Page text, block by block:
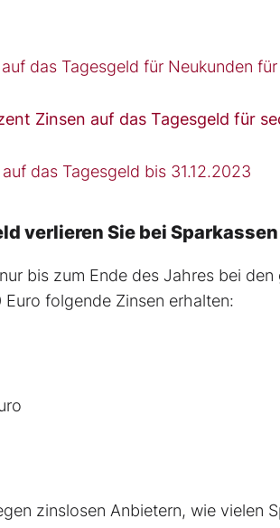
das Tagesgeld für Neukunden
Zinsen auf das Tagesgeld für
das Tagesgeld bis 31.12.2023
verlieren Sie bei Sparkassen
bis zum Ende des Jahres bei
folgende Zinsen erhalten:
zinslosen Anbietern, wie vielen